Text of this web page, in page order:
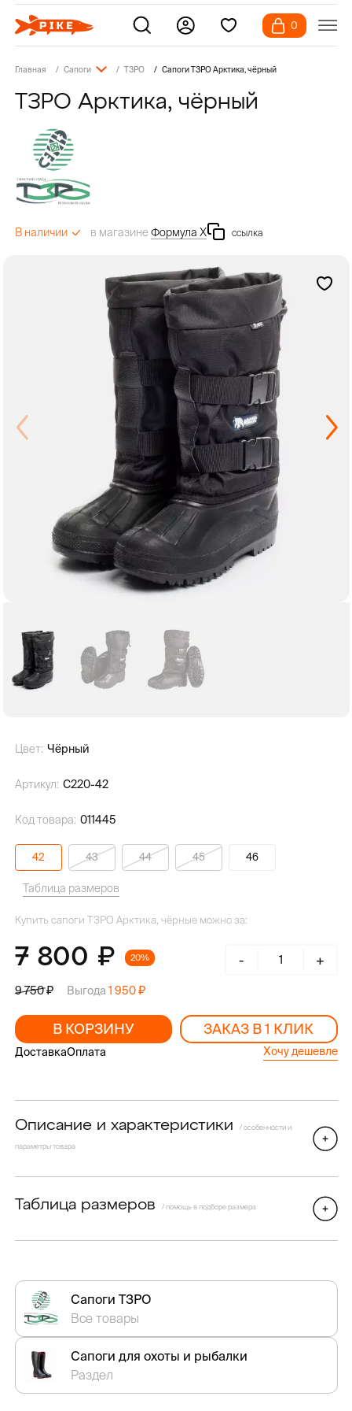
0
Главная Сапоги ТЗРО Сапоги ТЗРО Арктика, чёрный
ТЗРО Арктика, чёрный
В наличии в магазинеФормула Х ссылка
Цвет: Чёрный
Артикул: С220-42
Код товара: 011445
42 43 44 45 46
Таблица размеров
Купить сапоги ТЗРО Арктика, чёрные можно за:
7 800 20%
9 750 Выгода 1 950
- +
В КОРЗИНУ ЗАКАЗ В 1 КЛИК
ДоставкаОплата Хочу дешевле
Описание и характеристики / особенности и
параметры товара
Таблица размеров / помощь в подборе размера
Сапоги ТЗРО
Все товары
Сапоги для охоты и рыбалки
Раздел